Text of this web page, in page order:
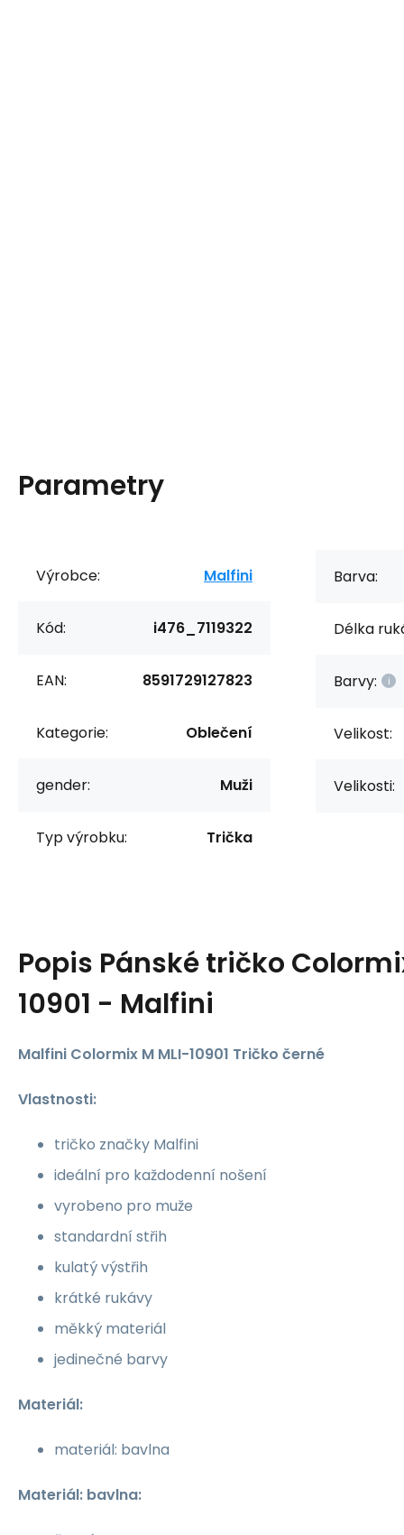
Parametry
Výrobce: Malfini
Kód: i476_7119322
EAN: 8591729127823
Kategorie: Oblečení
gender: Muži
Typ výrobku: Trička
Barva:
Délka
Barvy:
Velikost:
Velikosti:
Popis Pánské tričko
10901 - Malfini
Malfini Colormix M MLI-10901 Tričko černé
Vlastnosti:
tričko značky Malfini
ideální pro každodenní nošení
vyrobeno pro muže
standardní střih
kulatý výstřih
krátké rukávy
měkký materiál
jedinečné barvy
Materiál:
materiál: bavlna
Materiál: bavlna: